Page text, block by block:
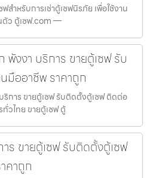
สำหรับการเช่าตู้เซฟนิรภัย เพื่อใช้งาน
ตัว ตู้เซฟ.com —
พังงา บริการ ขายตู้เซฟ รับ
มืออาชีพ ราคาถูก
ริการ ขายตู้เซฟ รับติดตั้งตู้เซฟ ติดต่อ
วไทย ขายตู้เซฟ ตู้
ร ขายตู้เซฟ รับติดตั้งตู้เซฟ
คาถูก